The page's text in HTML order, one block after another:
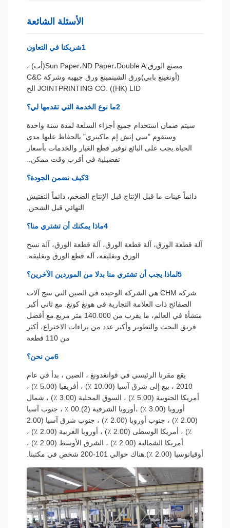
الأسئلة الشائعة
مصنع الورق:Sun Paper،ND Paper،Double A
(أب) ،
(أونغينغ بابي)
ورق الشينمينغ ورق جيهيه وشركة C&C
JOINTPRINTING CO. ((HK) LID الخ
سيتم ضمان استخدام جميع أجزاء السلعة لمدة سنة واحدة
وستقوم "سي إتش إم ماكينري" بالحفاظ عليها مدى
الحياة.يجب على البائع توفير قطع الغيار والخدمات بأسعار
تفضيلية في أقرب وقت ممكن..
دائماً عينات ما قبل الإنتاج قبل الإنتاج الضخم، دائماً التفتيش
النهائي قبل الشحن.
آلة قطعة الورق، آلة قطعة الورق، آلة قطعة الورق، آلة نسخ
الورق وتغليفه، آلة قطع الورق وتغليفه.
شركة CHM هي الشركة الوحيدة في الصين التي تنتج آلات
الصفائح ذات العلامة التجارية في هونغ كونغ. مع ثاني أكبر
منشأة في العالم، ما يقرب من 140.000 متر مربع.مع أفضل
فريق البحث والتطوير وأكبر عدد من براءات الاختراع، أكثر
يقع مقرنا الرئيسي في قوانغدونغ ، الصين ، بدأ في عام
2010 ، بيع إلى شرق آسيا (10.00 ٪) ، أفريقيا (5.00 ٪) ،
أمريكا الجنوبية (5.00 ٪) ، السوق المحلية (3.00 ٪) ، شمال
أوروبا (3.00 ٪) ،أوروبا الشرقية (2).00 ٪ ، جنوب آسيا
(2.00 ٪) ، جنوب أوروبا (2.00 ٪) ، جنوب شرق آسيا (2.00
٪) ، أمريكا الوسطى (2.00 ٪) ، أوروبا الغربية (2.00 ٪) ،
أمريكا الشمالية (2.00 ٪) ، الشرق الأوسط (2.00 ٪) ،
أوقيانوسيا (2.00 ٪).هناك حوالي 101-200 شخص في مكتبنا.